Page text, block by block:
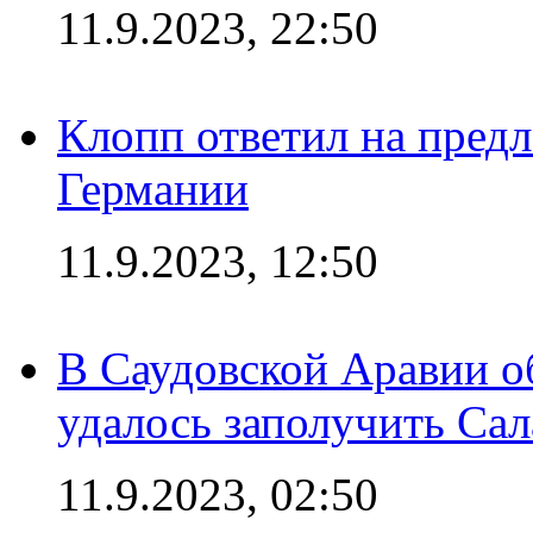
11.9.2023, 22:50
Клопп ответил на
Германии
11.9.2023, 12:50
В Саудовской Аравии
удалось заполучить
11.9.2023, 02:50